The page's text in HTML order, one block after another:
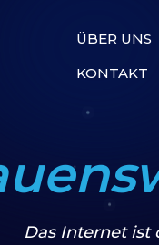
ÜBER UNS
KONTAKT
Das Internet ist